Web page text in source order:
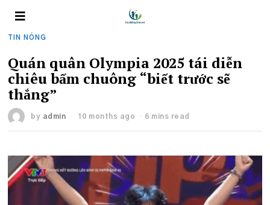
TIN NÓNG
Quán quân Olympia 2025 tái diễn
chiêu bấm chuông “biết trước sẽ
thắng”
by admin 10 months ago 6 mins read